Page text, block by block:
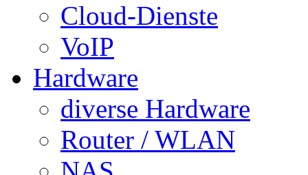
Cloud-Dienste
VoIP
Hardware
diverse Hardware
Router / WLAN